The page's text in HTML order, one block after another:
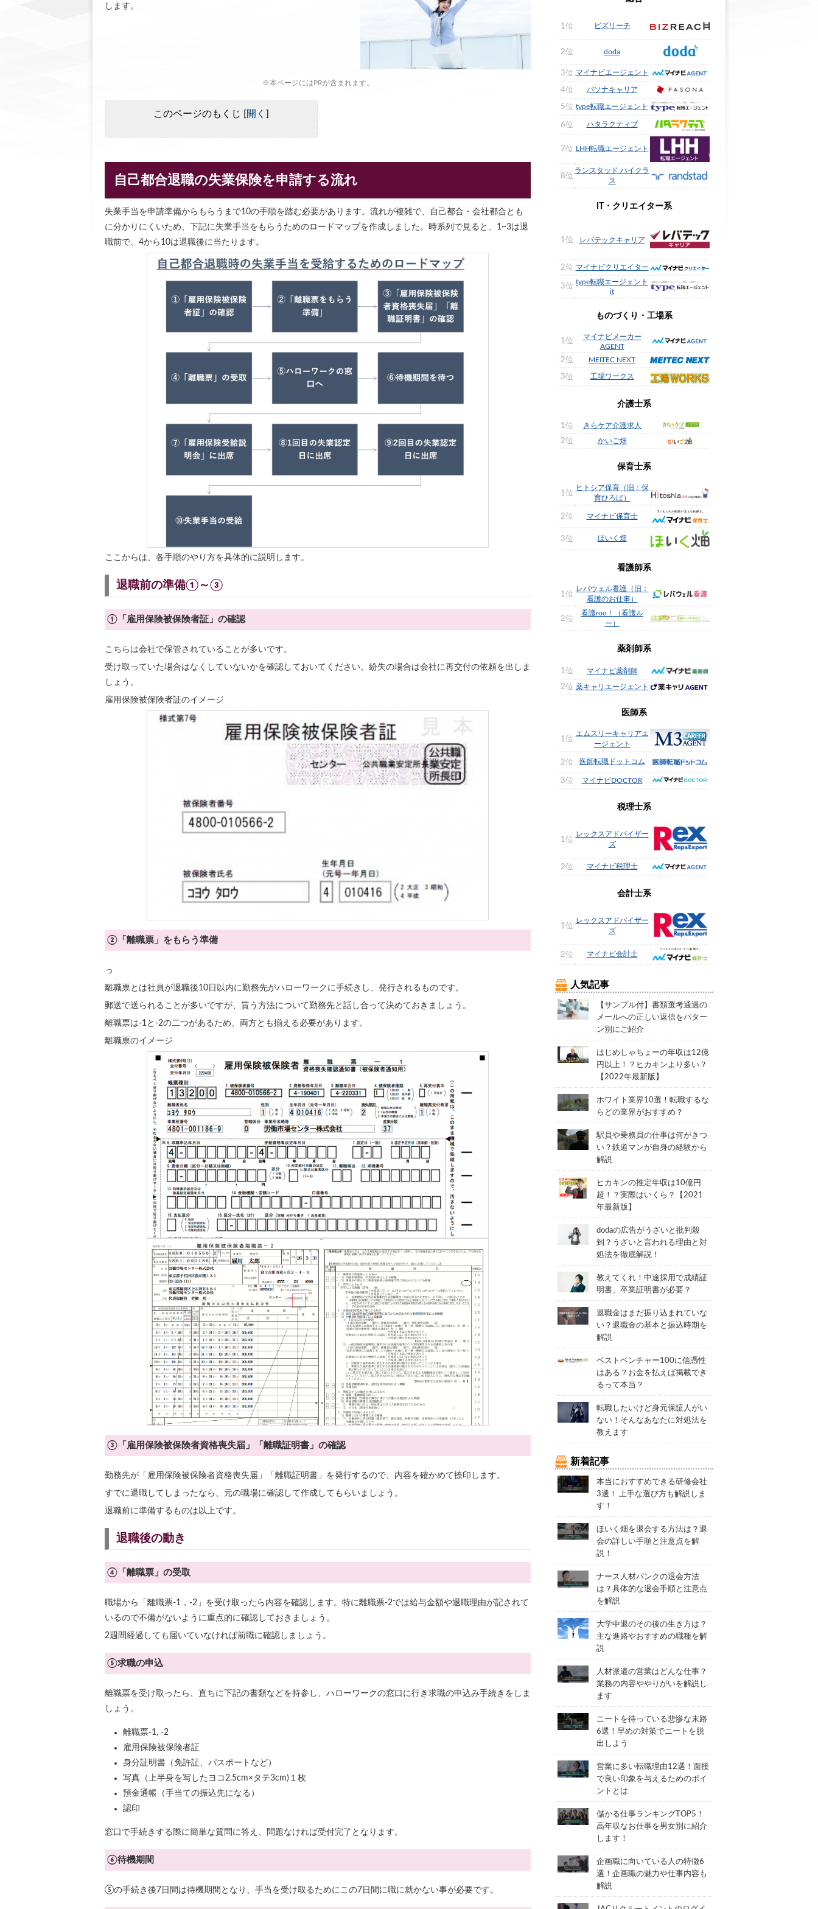
します。
※本ページにはPRが含まれます。
このページのもくじ [開く ]
自己都合退職の失業保険を申請する流れ
失業手当を申請準備からもらうまで10の手順を踏む必要があります。流れが複雑で、自己都合・会社都合とも
に分かりにくいため、下記に失業手当をもらうためのロードマップを作成しました。時系列で見ると、1~3は退
職前で、4から10は退職後に当たります。
ここからは、各手順のやり方を具体的に説明します。
退職前の準備①～③
①「雇用保険被保険者証」の確認
こちらは会社で保管されていることが多いです。
受け取っていた場合はなくしていないかを確認しておいてください。紛失の場合は会社に再交付の依頼を出しま
しょう。
雇用保険被保険者証のイメージ
②「離職票」をもらう準備
っ
離職票とは社員が退職後10日以内に勤務先がハローワークに手続きし、発行されるものです。
郵送で送られることが多いですが、貰う方法について勤務先と話し合って決めておきましょう。
離職票は-1と-2の二つがあるため、両方とも揃える必要があります。
離職票のイメージ
③「雇用保険被保険者資格喪失届」「離職証明書」の確認
勤務先が「雇用保険被保険者資格喪失届」「離職証明書」を発行するので、内容を確かめて捺印します。
すでに退職してしまったなら、元の職場に確認して作成してもらいましょう。
退職前に準備するものは以上です。
退職後の動き
④「離職票」の受取
職場から「離職票-1，-2」を受け取ったら内容を確認します。特に離職票-2では給与金額や退職理由が記されて
いるので不備がないように重点的に確認しておきましょう。
2週間経過しても届いていなければ前職に確認しましょう。
⑤求職の申込
離職票を受け取ったら、直ちに下記の書類などを持参し、ハローワークの窓口に行き求職の申込み手続きをしま
しょう。
離職票-1, -2
雇用保険被保険者証
身分証明書（免許証、パスポートなど）
写真（上半身を写したヨコ2.5cm×タテ3cm)１枚
預金通帳（手当ての振込先になる）
認印
窓口で手続きする際に簡単な質問に答え、問題なければ受付完了となります。
⑥待機期間
⑤の手続き後7日間は待機期間となり、手当を受け取るためにこの7日間に職に就かない事が必要です。
1位 ビズリーチ
2位 doda
3位 マイナビエージェント
4位 パソナキャリア
5位 type転職エージェント
6位 ハタラクティブ
7位 LHH転職エージェント
8位
ランスタッド ハイクラ
ス
IT・クリエイター系
1位 レバテックキャリア
2位 マイナビクリエイター
3位
type転職エージェント
it
ものづくり・工場系
1位
マイナビメーカー
AGENT
2位 MEITEC NEXT
3位 工場ワークス
介護士系
1位 きらケア介護求人
2位 かいご畑
保育士系
1位
ヒトシア保育（旧：保
育ひろば）
2位 マイナビ保育士
3位 ほいく畑
看護師系
1位
レバウェル看護（旧：
看護のお仕事）
2位
看護roo！（看護ル
ー）
薬剤師系
1位 マイナビ薬剤師
2位 薬キャリエージェント
医師系
1位
エムスリーキャリアエ
ージェント
2位 医師転職ドットコム
3位 マイナビDOCTOR
税理士系
1位
レックスアドバイザー
ズ
2位 マイナビ税理士
会計士系
1位
レックスアドバイザー
ズ
2位 マイナビ会計士
人気記事
【サンプル付】書類選考通過の
メールへの正しい返信をパター
ン別にご紹介
はじめしゃちょーの年収は12億
円以上！？ヒカキンより多い？
【2022年最新版】
ホワイト業界10選！転職するな
らどの業界がおすすめ？
駅員や乗務員の仕事は何がきつ
い？鉄道マンが自身の経験から
解説
ヒカキンの推定年収は10億円
超！？実際はいくら？【2021
年最新版】
dodaの広告がうざいと批判殺
到？うざいと言われる理由と対
処法を徹底解説！
教えてくれ！中途採用で成績証
明書、卒業証明書が必要？
退職金はまだ振り込まれていな
い？退職金の基本と振込時期を
解説
ベストベンチャー100に信憑性
はある？お金を払えば掲載でき
るって本当？
転職したいけど身元保証人がい
ない！そんなあなたに対処法を
教えます
新着記事
本当におすすめできる研修会社
3選！ 上手な選び方も解説しま
す！
ほいく畑を退会する方法は？退
会の詳しい手順と注意点を解
説！
ナース人材バンクの退会方法
は？具体的な退会手順と注意点
を解説
大学中退のその後の生き方は？
主な進路やおすすめの職種を解
説
人材派遣の営業はどんな仕事？
業務の内容ややりがいを解説し
ます
ニートを待っている悲惨な末路
6選！早めの対策でニートを脱
出しよう
営業に多い転職理由12選！面接
で良い印象を与えるためのポイ
ントとは
儲かる仕事ランキングTOP5！
高年収なお仕事を男女別に紹介
します！
企画職に向いている人の特徴6
選！企画職の魅力や仕事内容も
解説